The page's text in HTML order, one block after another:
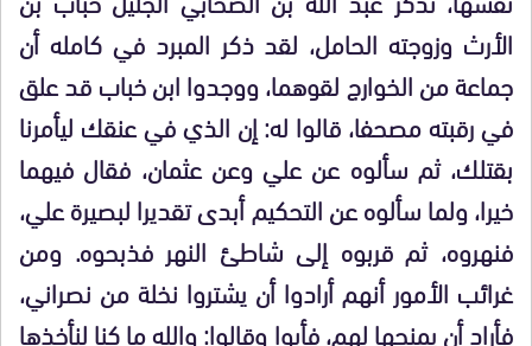
الأرث وزوجته الحامل، لقد ذكر المبرد في كامله أن
جماعة من الخوارج لقوهما، ووجدوا ابن خباب قد علق
في رقبته مصحفا، قالوا له: إن الذي في عنقك ليأمرنا
بقتلك، ثم سألوه عن علي وعن عثمان، فقال فيهما
خيرا، ولما سألوه عن التحكيم أبدى تقديرا لبصيرة علي،
فنهروه، ثم قربوه إلى شاطئ النهر فذبحوه. ومن
غرائب الأمور أنهم أرادوا أن يشتروا نخلة من نصراني،
فأراد أن يمنحها لهم، فأبوا وقالوا: والله ما كنا لنأخذها